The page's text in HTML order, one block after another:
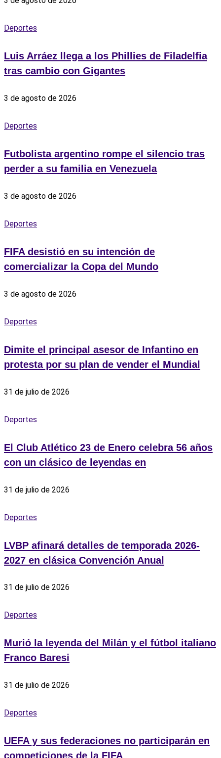
Deportes
Luis Arráez llega a los Phillies de Filadelfia
tras cambio con Gigantes
3 de agosto de 2026
Deportes
Futbolista argentino rompe el silencio tras
perder a su familia en Venezuela
3 de agosto de 2026
Deportes
FIFA desistió en su intención de
comercializar la Copa del Mundo
3 de agosto de 2026
Deportes
Dimite el principal asesor de Infantino en
protesta por su plan de vender el Mundial
31 de julio de 2026
Deportes
El Club Atlético 23 de Enero celebra 56 años
con un clásico de leyendas en
31 de julio de 2026
Deportes
LVBP afinará detalles de temporada 2026-
2027 en clásica Convención Anual
31 de julio de 2026
Deportes
Murió la leyenda del Milán y el fútbol italiano
Franco Baresi
31 de julio de 2026
Deportes
UEFA y sus federaciones no participarán en
competiciones de la FIFA